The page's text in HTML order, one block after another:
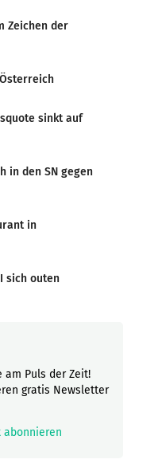
Zeichen der
sinkt auf
in den SN gegen
in
sich outen
am Puls der Zeit!
gratis Newsletter